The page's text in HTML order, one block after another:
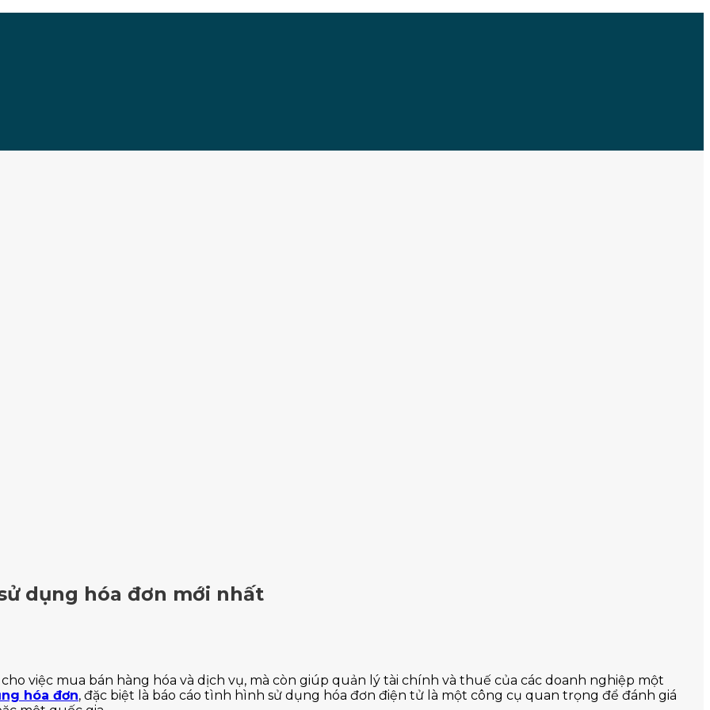
dụng hóa đơn mới nhất
việc mua bán hàng hóa và dịch vụ, mà còn giúp quản lý tài chính và thuế của các doanh nghiệp một
hóa đơn, đặc biệt là báo cáo tình hình sử dụng hóa đơn điện tử là một công cụ quan trọng để đánh giá